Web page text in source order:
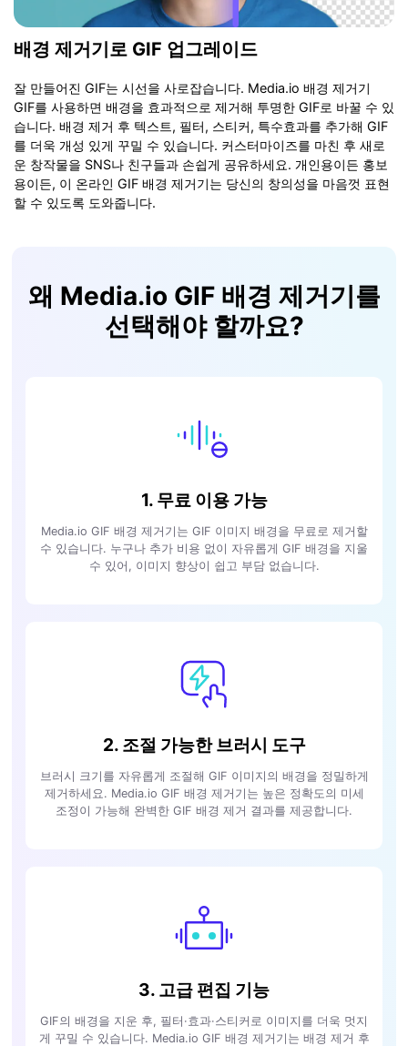
배경 제거기로 GIF 업그레이드
잘 만들어진 GIF는 시선을 사로잡습니다. Media.io 배경 제거기
GIF를 사용하면 배경을 효과적으로 제거해 투명한 GIF로 바꿀 수 있
습니다. 배경 제거 후 텍스트, 필터, 스티커, 특수효과를 추가해 GIF
를 더욱 개성 있게 꾸밀 수 있습니다. 커스터마이즈를 마친 후 새로
운 창작물을 SNS나 친구들과 손쉽게 공유하세요. 개인용이든 홍보
용이든, 이 온라인 GIF 배경 제거기는 당신의 창의성을 마음껏 표현
할 수 있도록 도와줍니다.
왜 Media.io GIF 배경 제거기를
선택해야 할까요?
1. 무료 이용 가능
Media.io GIF 배경 제거기는 GIF 이미지 배경을 무료로 제거할
수 있습니다. 누구나 추가 비용 없이 자유롭게 GIF 배경을 지울
수 있어, 이미지 향상이 쉽고 부담 없습니다.
2. 조절 가능한 브러시 도구
브러시 크기를 자유롭게 조절해 GIF 이미지의 배경을 정밀하게
제거하세요. Media.io GIF 배경 제거기는 높은 정확도의 미세
조정이 가능해 완벽한 GIF 배경 제거 결과를 제공합니다.
3. 고급 편집 기능
GIF의 배경을 지운 후, 필터·효과·스티커로 이미지를 더욱 멋지
게 꾸밀 수 있습니다. Media.io GIF 배경 제거기는 배경 제거 후